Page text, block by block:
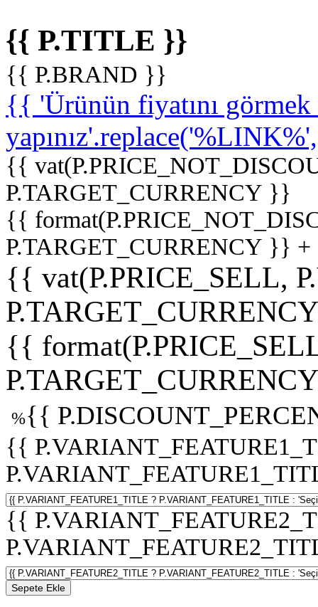
{{ P.TITLE }}
{{ P.BRAND }}
{{ 'Ürünün fiyatını
{{
P.TARGET_CURRENCY }}
{{
P.TARGET_CURRENCY }}
{{ vat(P.PRICE_SELL,
{{
%{{
{{
{{
Sepete Ekle